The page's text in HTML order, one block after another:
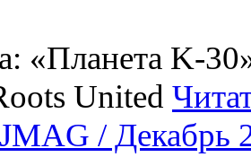
«Планета K-
United
/ Декабрь